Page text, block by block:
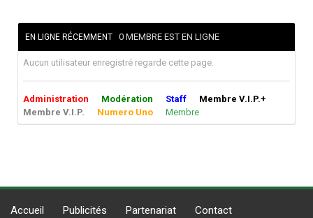
EN LIGNE RÉCEMMENT 0 MEMBRE EST EN LIGNE
Aucun utilisateur enregistré regarde cette page.
Administration Modération Staff
Membre V.I.P.+
Membre V.I.P.
Numero Uno Membre
Accueil Publicités Partenariat Contact